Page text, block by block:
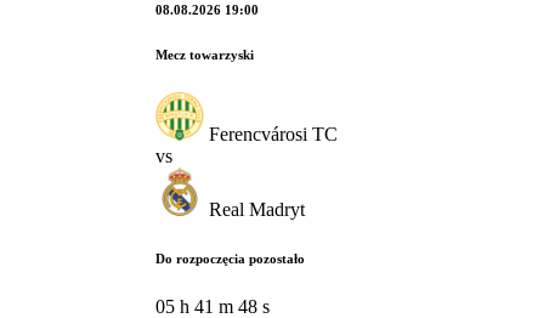
08.08.2026 19:00
Mecz towarzyski
Ferencvárosi TC
vs
Real Madryt
Do rozpoczęcia pozostało
05 h 41 m 47 s